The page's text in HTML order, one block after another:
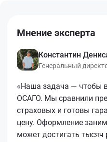
Мнение эксперта
Константин
Генеральный
«Наша задача — чтобы
ОСАГО. Мы сравнили
страховых и готовы
цену. Оформление
может достигать тысяч